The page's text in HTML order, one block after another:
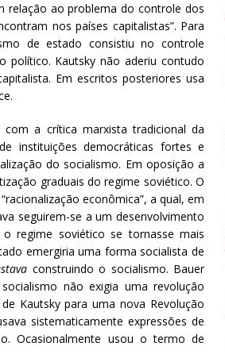
relação ao problema do controle dos
nos países capitalistas”. Para
de estado consistiu no controle
político. Kautsky não aderiu contudo
Em escritos posteriores usa
a crítica marxista tradicional da
instituições democráticas fortes e
do socialismo. Em oposição a
graduais do regime soviético. O
econômica”, a qual, em
seguirem-se a um desenvolvimento
regime soviético se tornasse mais
emergiria uma forma socialista de
construindo o socialismo. Bauer
não exigia uma revolução
Kautsky para uma nova Revolução
sistematicamente expressões de
Ocasionalmente usou o termo de